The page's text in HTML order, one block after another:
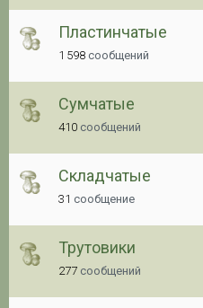
Пластинчатые
1 598 сообщений
Сумчатые
410 сообщений
Складчатые
31 сообщение
Трутовики
277 сообщений